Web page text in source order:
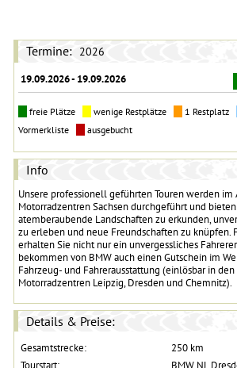
Termine: 2026
19.09.2026 - 19.09.2026
freie Plätze wenige Restplätze 1 Restplatz
Vormerkliste
ausgebucht
Info
Unsere professionell geführten Touren werden im
Motorradzentren Sachsen durchgeführt und
atemberaubende Landschaften zu erkunden,
zu erleben und neue Freundschaften zu knüpfen.
erhalten Sie nicht nur ein unvergessliches
bekommen von BMW auch einen Gutschein im
Fahrzeug- und Fahrerausstattung (einlösbar in den
Motorradzentren Leipzig, Dresden und Chemnitz).
Details & Preise:
Gesamtstrecke:
250 km
Tourstart:
BMW NL